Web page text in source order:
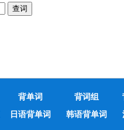
背单词 背词组
日语背单词 韩语背单词